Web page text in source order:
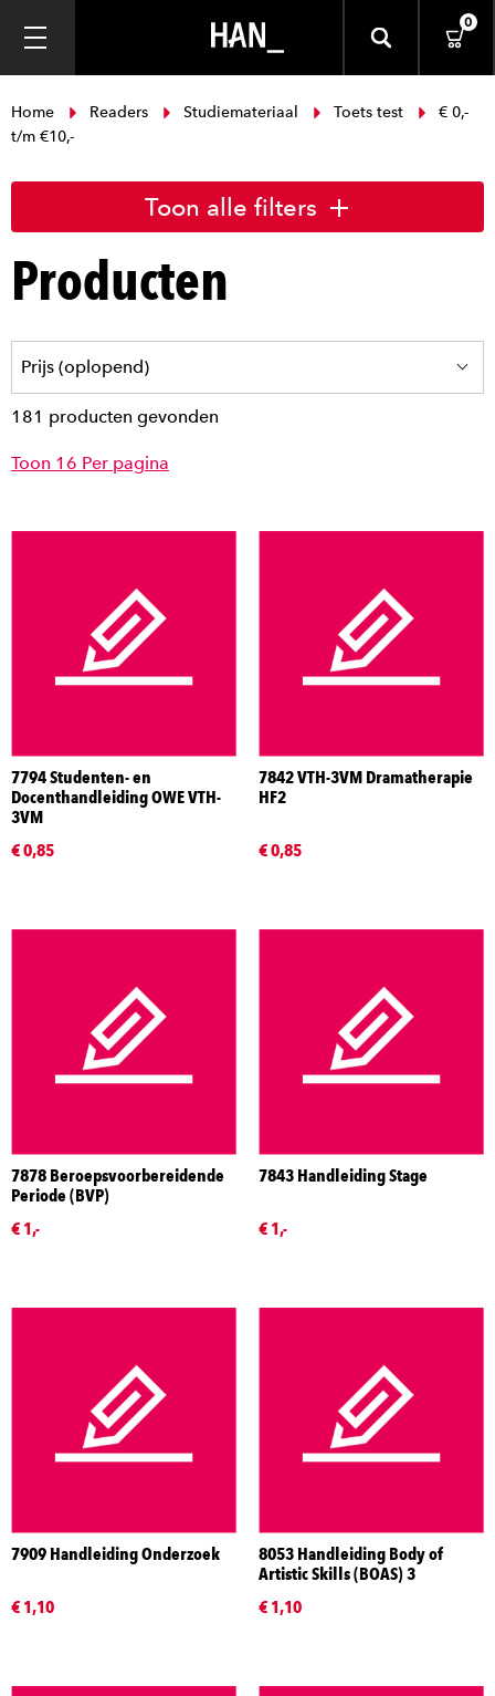
0
Home Readers Studiemateriaal Toets test
€ 0,-
t/m €10,-
Toon alle filters
Producten
181 producten gevonden
Toon 16 Per pagina
7794 Studenten- en
Docenthandleiding OWE VTH-
3VM
€ 0,85
7842 VTH-3VM Dramatherapie
HF2
€ 0,85
7878 Beroepsvoorbereidende
Periode (BVP)
€ 1,-
7843 Handleiding Stage
€ 1,-
7909 Handleiding Onderzoek
€ 1,10
8053 Handleiding Body of
Artistic Skills (BOAS) 3
€ 1,10